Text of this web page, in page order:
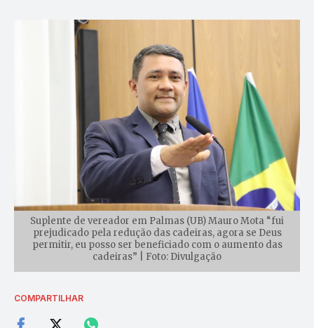
Suplente de vereador em Palmas (UB) Mauro Mota “fui
prejudicado pela redução das cadeiras, agora se Deus
permitir, eu posso ser beneficiado com o aumento das
cadeiras” | Foto: Divulgação
COMPARTILHAR